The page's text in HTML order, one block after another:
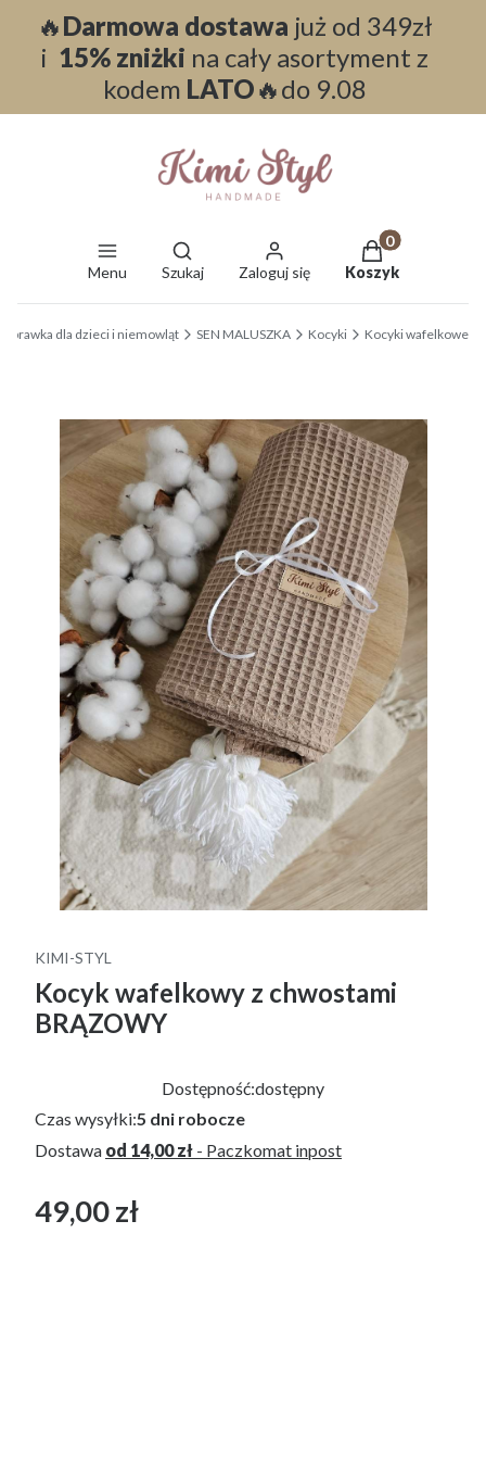
🔥Darmowa dostawa już od 349zł
i 15% zniżki na cały asortyment z
kodem LATO🔥do 9.08
Menu
Otwórz wyszukiwarkę
Szukaj Zaloguj się
Produkty w
Koszyk
dla dzieci i niemowląt SEN MALUSZKA Kocyki Kocyki wafelkowe
KIMI-STYL
Kocyk wafelkowy z chwostami
BRĄZOWY
Dostępność:dostępny
Czas wysyłki:5 dni robocze
Dostawa od 14,00 zł - Paczkomat inpost
Cena
49,00 zł
bez VAT